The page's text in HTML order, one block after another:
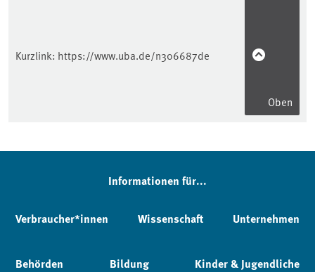
Kurzlink: https://www.uba.de/n306687de
Oben
Informationen für...
Verbraucher*innen Wissenschaft Unternehmen
Behörden Bildung Kinder & Jugendliche